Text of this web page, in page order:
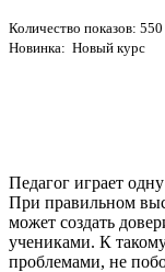
Количество показов: 550
Новинка: Новый курс
Педагог играет
При правильном
может создать
учениками. К
проблемами, не